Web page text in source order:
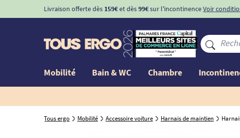
Livraison offerte dès 159€et dès99€sur l'incontinenceVoir
Mobilité Bain & WC Chambre
Tous ergo Mobilité Accessoire voiture Harnais de maintien